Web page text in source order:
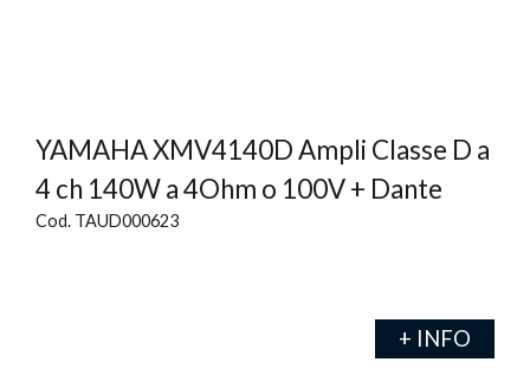
YAMAHA XMV4140D Ampli Classe D a
4 ch 140W a 4Ohm o 100V + Dante
Cod. TAUD000623
+ INFO